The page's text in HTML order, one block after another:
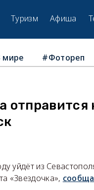
Туризм Афиша
мире #Фотореп
отправится
уйдёт из
«Звездочка»,